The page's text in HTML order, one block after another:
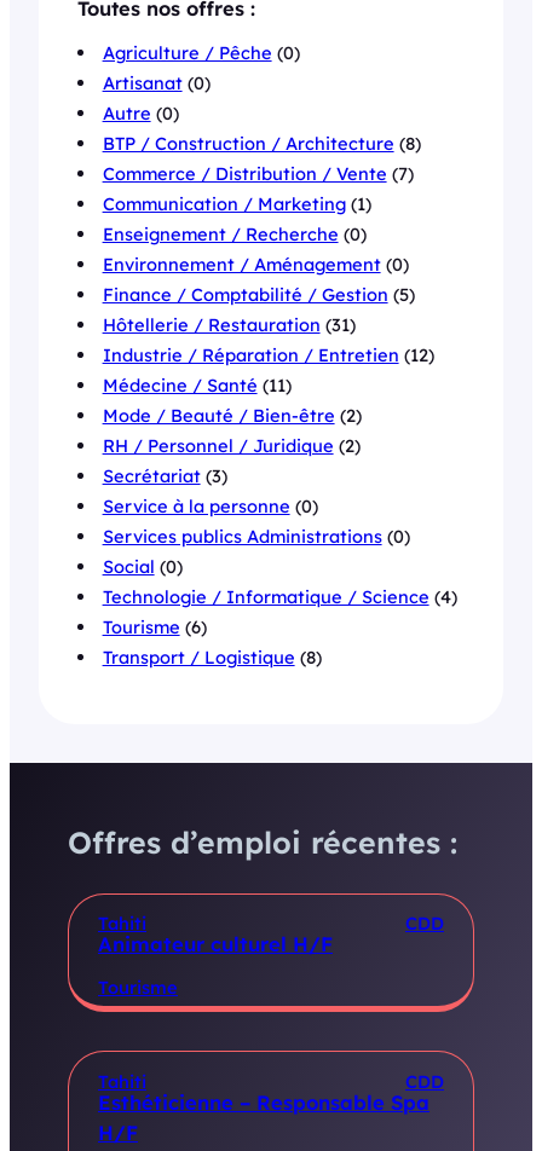
Toutes nos offres :
Agriculture / Pêche (0)
Artisanat(0)
Autre (0)
BTP / Construction / Architecture (8)
Commerce / Distribution / Vente (7)
Communication / Marketing(1)
Enseignement / Recherche (0)
Environnement / Aménagement(0)
Finance / Comptabilité / Gestion (5)
Hôtellerie / Restauration (31)
Industrie / Réparation / Entretien (12)
Médecine / Santé (11)
Mode / Beauté / Bien-être (2)
RH / Personnel / Juridique (2)
Secrétariat(3)
Service à la personne (0)
Services publics Administrations(0)
Social (0)
Technologie / Informatique / Science (4)
Tourisme (6)
Transport / Logistique (8)
Offres d’emploi récentes :
Tahiti CDD
Animateur culturel H/F
Tourisme
Tahiti CDD
Esthéticienne – Responsable Spa
H/F